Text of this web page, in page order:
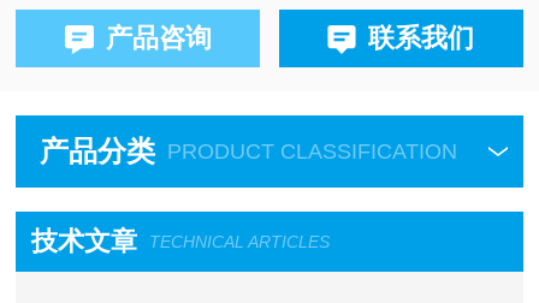
产品咨询 联系我们
产品分类 PRODUCT CLASSIFICATION
技术文章 TECHNICAL ARTICLES